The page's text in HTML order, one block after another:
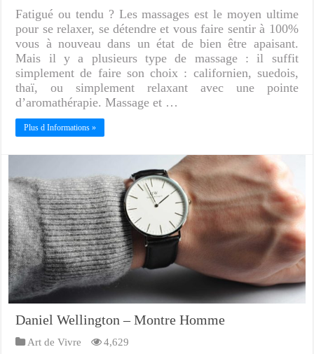
Fatigué ou tendu ? Les massages est le moyen ultime
pour se relaxer, se détendre et vous faire sentir à 100%
vous à nouveau dans un état de bien être apaisant.
Mais il y a plusieurs type de massage : il suffit
simplement de faire son choix : californien, suedois,
thaï, ou simplement relaxant avec une pointe
d’aromathérapie. Massage et …
Plus d Informations »
Daniel Wellington – Montre Homme
Art de Vivre 4,629